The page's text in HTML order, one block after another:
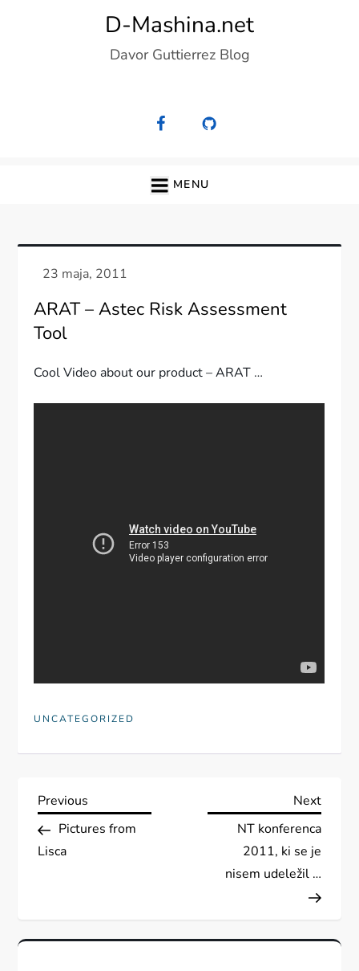
D-Mashina.net
Davor Guttierrez Blog
MENU
ARAT – Astec Risk Assessment
Tool
Cool Video about our product – ARAT …
UNCATEGORIZED
N
a
Previous
Post
Previous
Pictures from
Lisca
Next
Post
Next
NT konferenca
2011, ki se je
nisem udeležil …